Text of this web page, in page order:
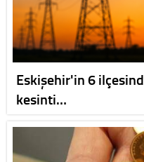
Eskişehir'in 6
kesinti…